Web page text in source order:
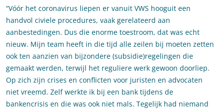
“Vóór het coronavirus liepen er vanuit VWS hooguit een
handvol civiele procedures, vaak gerelateerd aan
aanbestedingen. Dus die enorme toestroom, dat was echt
nieuw. Mijn team heeft in die tijd alle zeilen bij moeten zetten
ook ten aanzien van bijzondere (subsidie)regelingen die
gemaakt werden, terwijl het reguliere werk gewoon doorliep.
Op zich zijn crises en conflicten voor juristen en advocaten
niet vreemd. Zelf werkte ik bij een bank tijdens de
bankencrisis en die was ook niet mals. Tegelijk had niemand